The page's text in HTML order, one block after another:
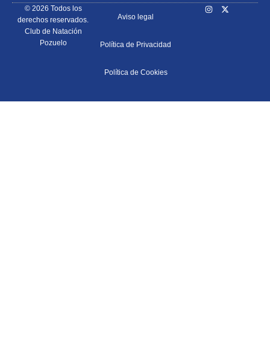
© 2026 Todos los
derechos reservados.
Club de Natación
Pozuelo
Aviso legal
Política de Privacidad
Política de Cookies